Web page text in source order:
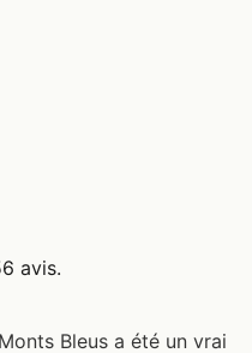
avis.
Bleus a été un vrai